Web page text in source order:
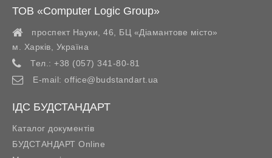
ТОВ «Computer Logic Group»
проспект Науки, 46, БЦ «Діамантове місто»
м. Харків
Україна
Тел.: +38 (057) 341-80-81
E-mail: office@budstandart.ua
ІДС БУДСТАНДАРТ
Каталог документів
БУДСТАНДАРТ Online